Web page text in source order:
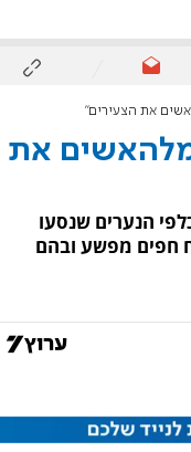
את הצעירים"
מלהאשים את
הנערים שנסעו
חפים מפשע ובהם